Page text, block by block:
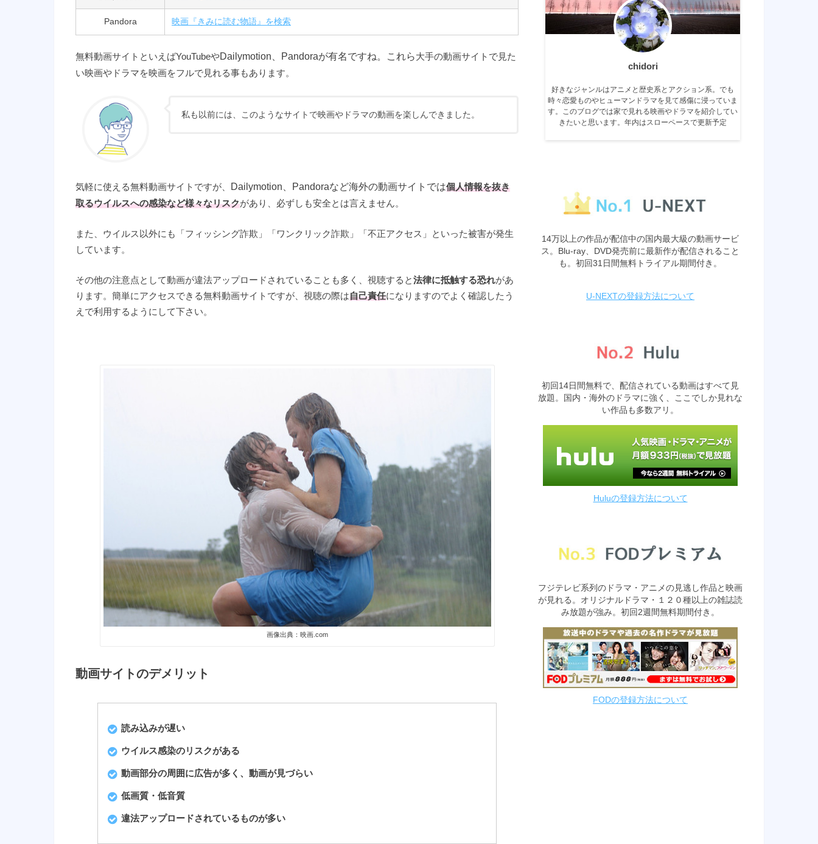
Pandora 映画『きみに読む物語』を検索
無料動画サイトといえばYouTubeやDailymotion、Pandoraが有名ですね。これら大手の動画サイトで見た
い映画やドラマを映画をフルで見れる事もあります。
私も以前には、このようなサイトで映画やドラマの動画を楽しんできました。
気軽に使える無料動画サイトですが、 Dailymotion、Pandoraなど海外の動画サイトでは個人情報を抜き
取るウイルスへの感染など様々なリスクがあり、必ずしも安全とは言えません。
また、ウイルス以外にも「フィッシング詐欺」「ワンクリック詐欺」「不正アクセス」といった被害が発生
しています。
その他の注意点として動画が違法アップロードされていることも多く、視聴すると法律に抵触する恐れがあ
ります。簡単にアクセスできる無料動画サイトですが、視聴の際は自己責任になりますのでよく確認したう
えで利用するようにして下さい。
画像出典：映画.com
動画サイトのデメリット
読み込みが遅い
ウイルス感染のリスクがある
動画部分の周囲に広告が多く、動画が見づらい
低画質・低音質
違法アップロードされているものが多い
chidori
好きなジャンルはアニメと歴史系とアクション系。でも
時々恋愛ものやヒューマンドラマを見て感傷に浸っていま
す。このブログでは家で見れる映画やドラマを紹介してい
きたいと思います。年内はスローペースで更新予定
14万以上の作品が配信中の国内最大級の動画サービ
ス。Blu-ray、DVD発売前に最新作が配信されること
も。初回31日間無料トライアル期間付き。
U-NEXTの登録方法について
初回14日間無料で、配信されている動画はすべて見
放題。国内・海外のドラマに強く、ここでしか見れな
い作品も多数アリ。
Huluの登録方法について
フジテレビ系列のドラマ・アニメの見逃し作品と映画
が見れる。オリジナルドラマ・１２０種以上の雑誌読
み放題が強み。初回2週間無料期間付き。
FODの登録方法について